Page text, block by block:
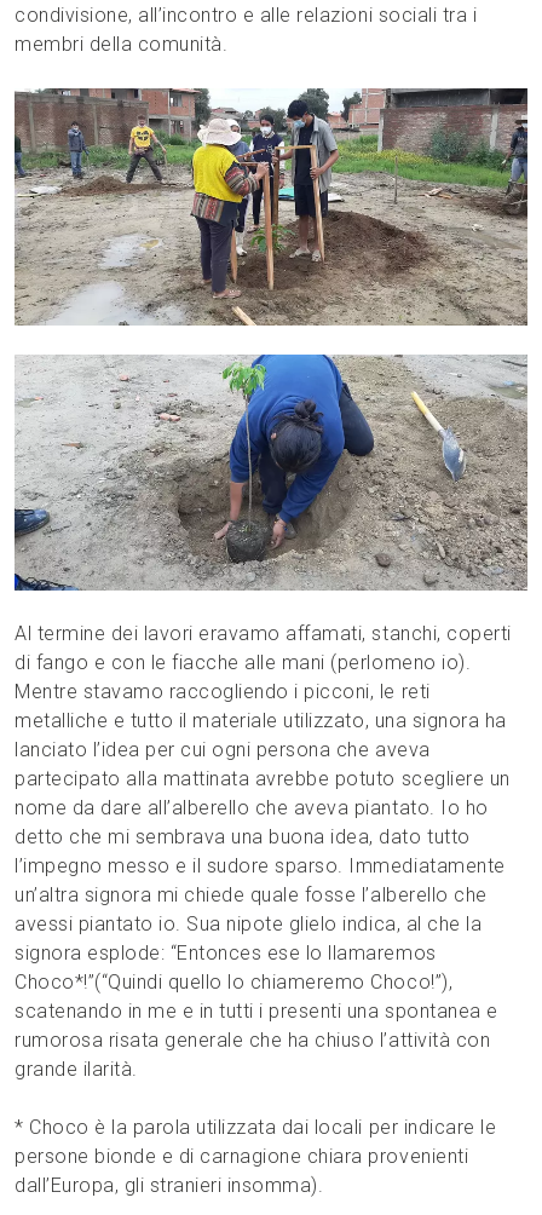
condivisione, all’incontro e alle relazioni sociali tra i
membri della comunità.
Al termine dei lavori eravamo affamati, stanchi, coperti
di fango e con le fiacche alle mani (perlomeno io).
Mentre stavamo raccogliendo i picconi, le reti
metalliche e tutto il materiale utilizzato, una signora ha
lanciato l’idea per cui ogni persona che aveva
partecipato alla mattinata avrebbe potuto scegliere un
nome da dare all’alberello che aveva piantato. Io ho
detto che mi sembrava una buona idea, dato tutto
l’impegno messo e il sudore sparso. Immediatamente
un’altra signora mi chiede quale fosse l’alberello che
avessi piantato io. Sua nipote glielo indica, al che la
signora esplode: “Entonces ese lo llamaremos
Choco*!”(“Quindi quello lo chiameremo Choco!”),
scatenando in me e in tutti i presenti una spontanea e
rumorosa risata generale che ha chiuso l’attività con
grande ilarità.
* Choco è la parola utilizzata dai locali per indicare le
persone bionde e di carnagione chiara provenienti
dall’Europa, gli stranieri insomma).